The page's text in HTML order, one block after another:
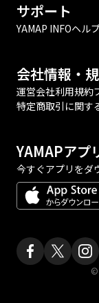
サポート
YAMAP INFOヘル
会社情報・
運営会社利用規約
特定商取引に関す
YAMAPアプ
今すぐアプリをダ
©